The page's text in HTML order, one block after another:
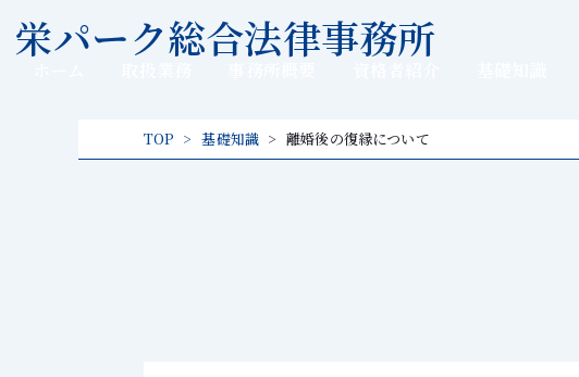
容栄パーク総合法律事務所
TOP 基礎知識 離婚後の復縁について